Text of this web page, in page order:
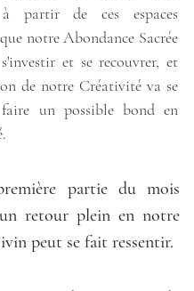
à partir de ces espaces
notre Abondance Sacrée
et se recouvrer, et
de notre Créativité va se
un possible bond en
partie du mois
retour plein en notre
peut se fait ressentir.